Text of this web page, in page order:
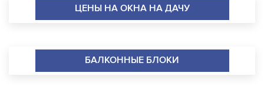
ЦЕНЫ НА ОКНА НА ДАЧУ
БАЛКОННЫЕ БЛОКИ